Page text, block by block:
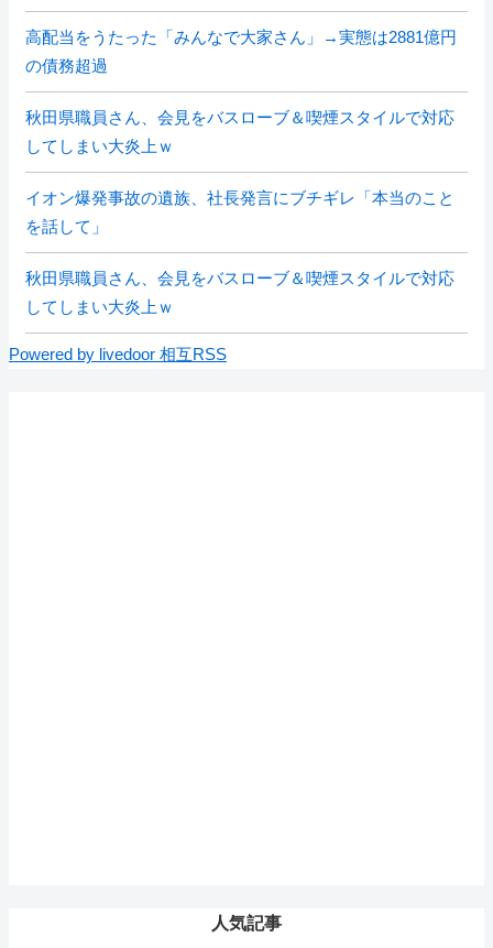
高配当をうたった「みんなで大家さん」→実態は2881億円
の債務超過
秋田県職員さん、会見をバスローブ＆喫煙スタイルで対応
してしまい大炎上ｗ
イオン爆発事故の遺族、社長発言にブチギレ「本当のこと
を話して」
秋田県職員さん、会見をバスローブ＆喫煙スタイルで対応
してしまい大炎上ｗ
Powered by livedoor 相互RSS
人気記事